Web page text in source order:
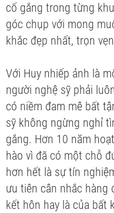
cố gắng trong từng
góc chụp với mong
khắc đẹp nhất, trọn
Với Huy nhiếp ảnh là
người nghệ sỹ phải
có niềm đam mê bất
sỹ không ngừng nghỉ
gắng. Hơn 10 năm
hào vì đã có một chỗ
hơn hết là sự tín
ưu tiên cân nhắc hàng
kết hôn hay là của bất